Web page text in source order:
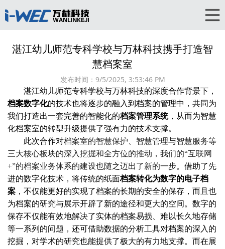
湛江幼儿师范专科学校与万林科技携手打造智
慧档案室
发布时间： 9/5/2025, 3:53:46 PM
湛江幼儿师范专科学校与万林科技的深度合作背景下，
档案数字化的技术也将逐步的融入到档案的管理中，共同为
我们打造出一套完善的智能化的档案管理系统，从而为智慧
化档案室的转型升级提供了强有力的技术支撑。
此次合作对档案室的智慧保护、智慧管理与智慧服务等
三大核心板块的深入挖掘和全方位的推动，我们的“互联网
+”的档案业务体系的建设也随之迈出了新的一步。借助了先
进的数字化技术，将传统的纸面档案转化为数字的电子档
案 ，不仅能更好的实现了档案的长期的安全的保存，而且也
为档案的研究与展示开辟了新的途径和更大的空间。数字的
保存不仅能有效地解决了实体的档案易损、难以长久地存储
等一系列的问题，还可借助数据的分析工具对档案的深入的
挖掘，对学术的研究也能提供了极大的有力地支撑。而在展